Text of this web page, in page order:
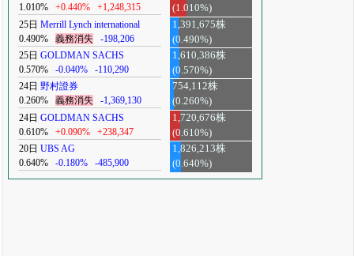
1.010%
+0.440% +1,248,315
(1.010%)
25日 Merrill Lynch international
0.490%
義務消失 -198,206
1,391,675株
(0.490%)
25日 GOLDMAN SACHS
0.570%
-0.040% -110,290
1,610,386株
(0.570%)
24日 野村證券
0.260%
義務消失 -1,369,130
754,112株
(0.260%)
24日 GOLDMAN SACHS
0.610%
+0.090% +238,347
1,720,676株
(0.610%)
20日 UBS AG
0.640%
-0.180% -485,900
1,826,213株
(0.640%)